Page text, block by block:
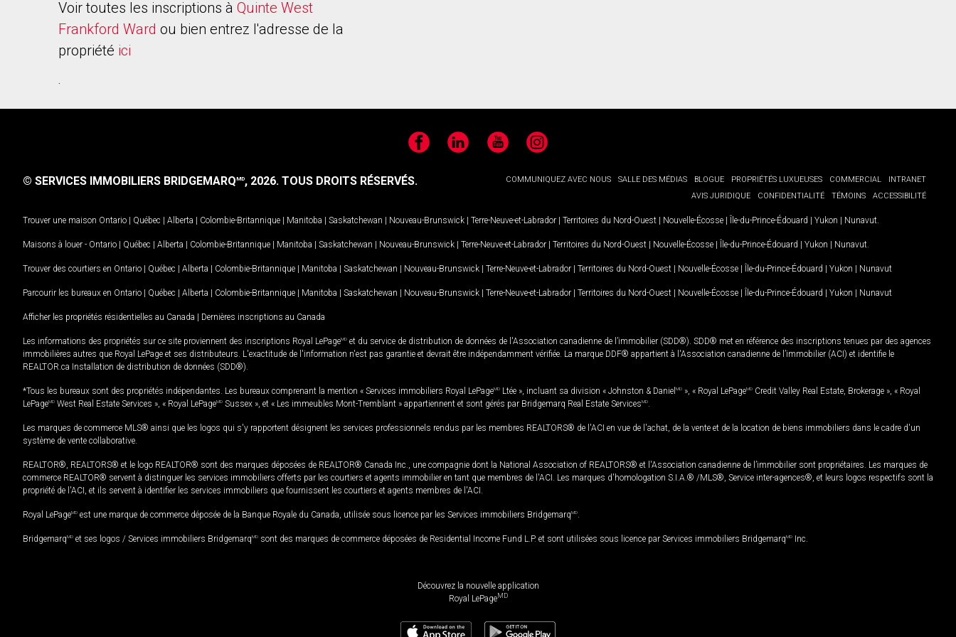
Voir toutes les inscriptions à Quinte West
Frankford Ward ou bien entrez l'adresse de la
propriété ici
.
FacebookLinkedIn YouTubeInstagram
COMMUNIQUEZ AVEC NOUS SALLE DES MÉDIAS BLOGUE PROPRIÉTÉS LUXUEUSES COMMERCIAL
INTRANET
AVIS JURIDIQUE
CONFIDENTIALITÉ TÉMOINS ACCESSIBILITÉ
© SERVICES IMMOBILIERS BRIDGEMARQMD, 2026. TOUS DROITS RÉSERVÉS.
Trouver une maison Ontario | Québec | Alberta | Colombie-Britannique | Manitoba | Saskatchewan | Nouveau-Brunswick | Terre-Neuve-et-Labrador | Territoires du Nord-Ouest | Nouvelle-Écosse | Île-du-Prince-Édouard | Yukon | Nunavut
Maisons à louer - Ontario | Québec | Alberta | Colombie-Britannique | Manitoba | Saskatchewan | Nouveau-Brunswick | Terre-Neuve-et-Labrador | Territoires du Nord-Ouest | Nouvelle-Écosse | Île-du-Prince-Édouard | Yukon | Nunavut
Trouver des courtiers en Ontario | Québec | Alberta | Colombie-Britannique | Manitoba | Saskatchewan | Nouveau-Brunswick | Terre-Neuve-et-Labrador | Territoires du Nord-Ouest | Nouvelle-Écosse | Île-du-Prince-Édouard | Yukon | Nunavut
Parcourir les bureaux en Ontario | Québec | Alberta | Colombie-Britannique | Manitoba | Saskatchewan | Nouveau-Brunswick | Terre-Neuve-et-Labrador | Territoires du Nord-Ouest | Nouvelle-Écosse | Île-du-Prince-Édouard | Yukon | Nunavut
Afficher les propriétés résidentielles au Canada | Dernières inscriptions au Canada
Les informations des propriétés sur ce site proviennent des inscriptions Royal LePageMD et du service de distribution de données de l'Association canadienne de l’immobilier (SDD®). SDD® met en référence des inscriptions tenues par des agences
immobilières autres que Royal LePage et ses distributeurs. L'exactitude de l'information n'est pas garantie et devrait être indépendamment vérifiée. La marque DDF® appartient à l'Association canadienne de l’immobilier (ACI) et identifie le
REALTOR.ca Installation de distribution de données (SDD®).
*Tous les bureaux sont des propriétés indépendantes. Les bureaux comprenant la mention « Services immobiliers Royal LePageMD Ltée », incluant sa division « Johnston & Daniel MD », « Royal LePageMD Credit Valley Real Estate, Brokerage », « Royal
LePageMD West Real Estate Services », « Royal LePageMD Sussex », et « Les immeubles Mont-Tremblant » appartiennent et sont gérés par Bridgemarq Real Estate ServicesMD
Les marques de commerce MLS® ainsi que les logos qui s'y rapportent désignent les services professionnels rendus par les membres REALTORS® de l'ACI en vue de l'achat, de la vente et de la location de biens immobiliers dans le cadre d'un
système de vente collaborative.
REALTOR®, REALTORS® et le logo REALTOR® sont des marques déposées de REALTOR® Canada Inc., une compagnie dont la National Association of REALTORS® et l'Association canadienne de l’immobilier sont propriétaires. Les marques de
commerce REALTOR® servent à distinguer les services immobiliers offerts par les courtiers et agents immobilier en tant que membres de l'ACI. Les marques d'homologation S.I.A.® /MLS®, Service inter-agences®, et leurs logos respectifs sont la
propriété de l'ACI, et ils servent à identifier les services immobiliers que fournissent les courtiers et agents membres de l'ACI.
Royal LePageMD est une marque de commerce déposée de la Banque Royale du Canada, utilisée sous licence par les Services immobiliers BridgemarqMD
BridgemarqMD et ses logos / Services immobiliers BridgemarqMD sont des marques de commerce déposées de Residential Income Fund L.P. et sont utilisées sous licence par Services immobiliers BridgemarqMD Inc.
Découvrez la nouvelle application
Royal LePageMD